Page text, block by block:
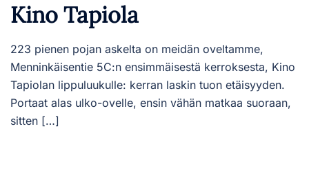
Kino Tapiola
223 pienen pojan askelta on meidän oveltamme,
Menninkäisentie 5C:n ensimmäisestä kerroksesta, Kino
Tapiolan lippuluukulle: kerran laskin tuon etäisyyden.
Portaat alas ulko-ovelle, ensin vähän matkaa suoraan,
sitten […]